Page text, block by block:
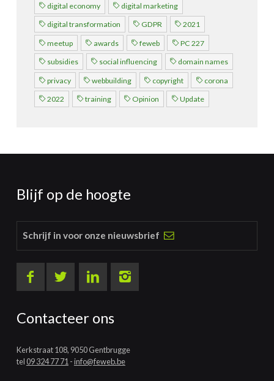
digital economy digital marketing
digital transformation GDPR 2021
meetup awards feweb PC 227
subsidies social influencing domain names
privacy webbuilding copyright corona
2022 training Opinion Update
Blijf op de hoogte
Schrijf in voor onze nieuwsbrief
Contacteer ons
Kerkstraat 108, 9050 Gentbrugge
tel09 324 77 71-info@feweb.be